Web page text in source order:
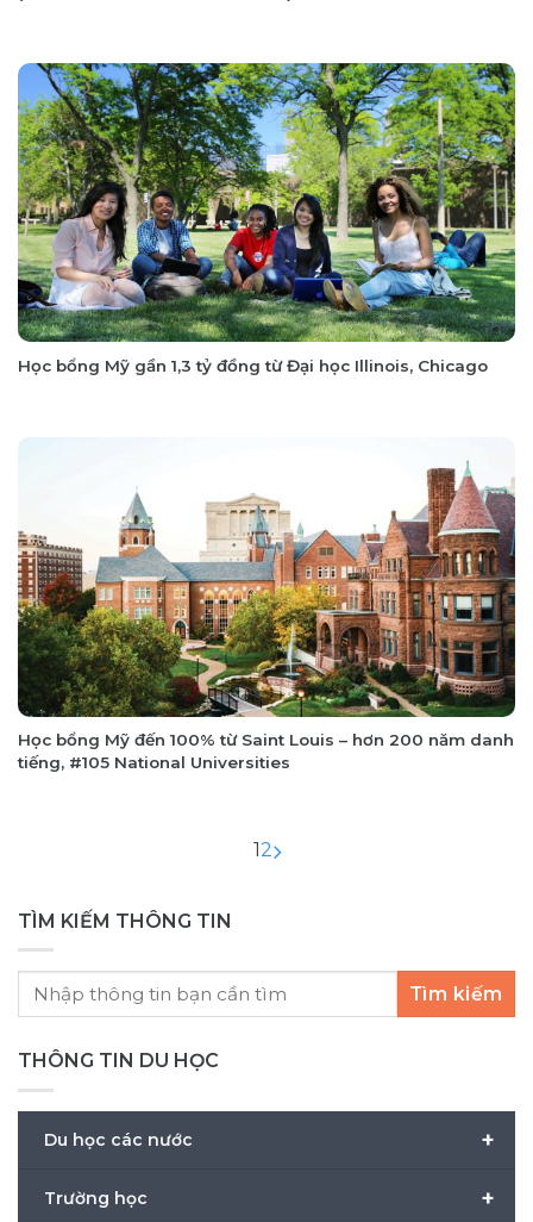
Học bổng Mỹ gần 1,3 tỷ đồng từ Đại học Illinois, Chicago
Học bổng Mỹ đến 100% từ Saint Louis – hơn 200 năm danh
tiếng, #105 National Universities
12
TÌM KIẾM THÔNG TIN
Tìm kiếm
THÔNG TIN DU HỌC
+
Du học các nước
+
Trường học